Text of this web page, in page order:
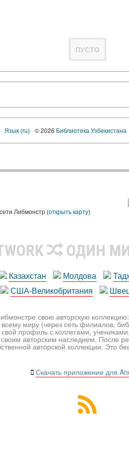
ПУСТО
Язык (ru) © 2026 Библиотека Узбекистана
Либмонстр (открыть карту)
ОДИН
Казахстан Молдова
США-Великобритания
свою авторскую
миру (через сеть филиалов,
профиль с коллегами,
авторским наследием. После
авторской коллекции. Это
Скачать приложение для